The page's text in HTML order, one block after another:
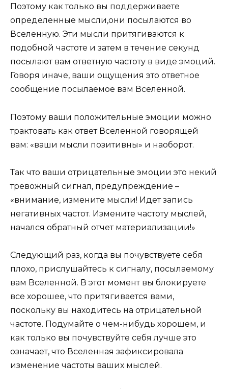
Поэтому как только вы поддерживаете
определенные мысли,они посылаются во
Вселенную. Эти мысли притягиваются к
подобной частоте и затем в течение секунд
посылают вам ответную частоту в виде эмоций.
Говоря иначе, ваши ощущения это ответное
сообщение посылаемое вам Вселенной.
Поэтому ваши положительные эмоции можно
трактовать как ответ Вселенной говорящей
вам: «ваши мысли позитивны» и наоборот.
Так что ваши отрицательные эмоции это некий
тревожный сигнал, предупреждение –
«внимание, измените мысли! Идет запись
негативных частот. Измените частоту мыслей,
начался обратный отчет материализации!»
Следующий раз, когда вы почувствуете себя
плохо, прислушайтесь к сигналу, посылаемому
вам Вселенной. В этот момент вы блокируете
все хорошее, что притягивается вами,
поскольку вы находитесь на отрицательной
частоте. Подумайте о чем-нибудь хорошем, и
как только вы почувствуйте себя лучше это
означает, что Вселенная зафиксировала
изменение частоты ваших мыслей.